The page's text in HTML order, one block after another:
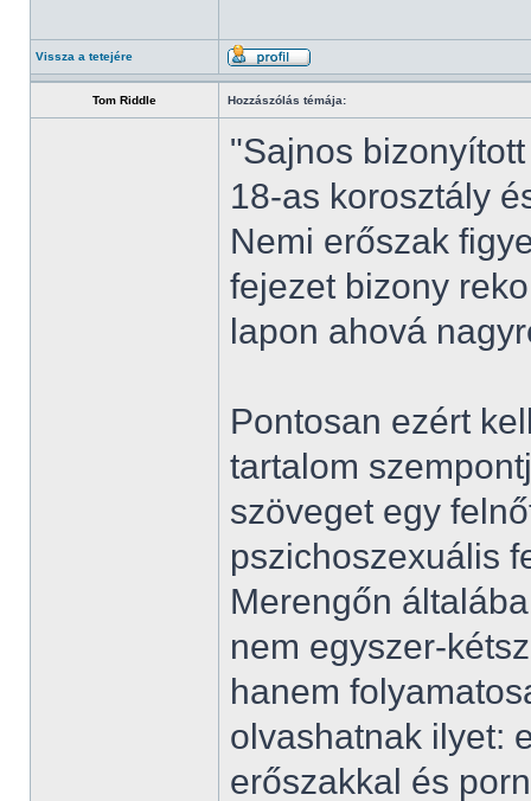
Vissza a tetejére
Tom Riddle Hozzászólás témája:
"Sajnos
18-as korosztály
Nemi erőszak
fejezet bizony
lapon ahová
Pontosan ezért
tartalom
szöveget egy
pszichoszexuális
Merengőn
nem egyszer-
hanem
olvashatnak ilyet:
erőszakkal és